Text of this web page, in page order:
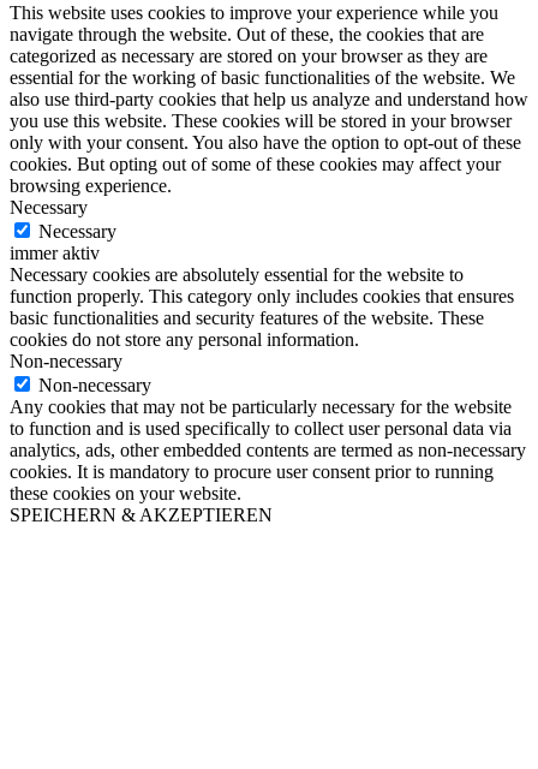
This website uses cookies to improve your experience while you
navigate through the website. Out of these, the cookies that are
categorized as necessary are stored on your browser as they are
essential for the working of basic functionalities of the website. We
also use third-party cookies that help us analyze and understand how
you use this website. These cookies will be stored in your browser
only with your consent. You also have the option to opt-out of these
cookies. But opting out of some of these cookies may affect your
browsing experience.
Necessary
Necessary
immer aktiv
Necessary cookies are absolutely essential for the website to
function properly. This category only includes cookies that ensures
basic functionalities and security features of the website. These
cookies do not store any personal information.
Non-necessary
Non-necessary
Any cookies that may not be particularly necessary for the website
to function and is used specifically to collect user personal data via
analytics, ads, other embedded contents are termed as non-necessary
cookies. It is mandatory to procure user consent prior to running
these cookies on your website.
SPEICHERN & AKZEPTIEREN